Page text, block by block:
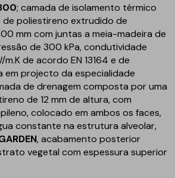
; camada de isolamento térmico
poliestireno extrudido de
mm com juntas a meia-madeira de
de 300 kPa, condutividade
de acordo EN 13164 e de
em projecto da especialidade
de drenagem composta por uma
de 12 mm de altura, com
colocado em ambos os faces,
constante na estrutura alveolar,
, acabamento posterior
vegetal com espessura superior